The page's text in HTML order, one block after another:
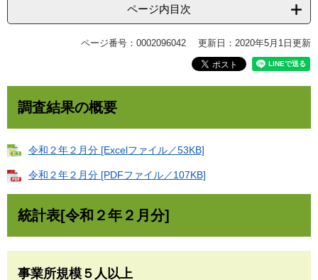
ページ内目次
ページ番号：0002096042 更新日：2020年5月1日更新
調査結果の概要
令和２年２月分 [Excelファイル／53KB]
令和２年２月分 [PDFファイル／107KB]
統計表[令和２年２月分]
事業所規模５人以上